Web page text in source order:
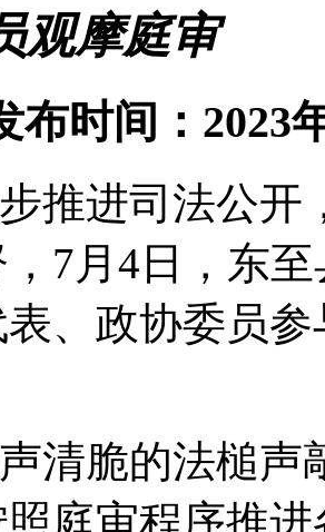
观摩庭审
布时间：2023
推进司法公开
，7月4日，东
、政协委员
清脆的法槌声
庭审程序推